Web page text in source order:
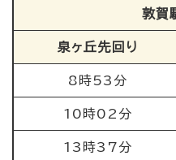
敦賀
泉ヶ丘先回り
8時53分
10時02分
13時37分